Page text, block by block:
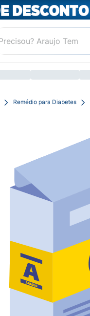
Remédio para Diabetes